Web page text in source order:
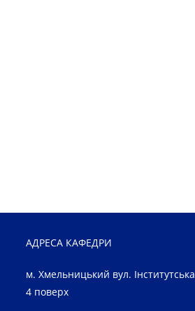
АДРЕСА КАФЕДРИ
м. Хмельницький вул.
4 поверх